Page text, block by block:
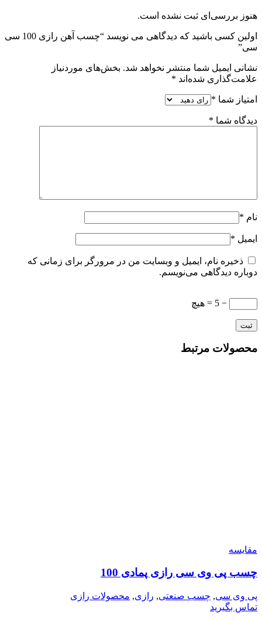
هنوز بررسی‌ای ثبت نشده است.
اولین کسی باشید که دیدگاهی می نویسد “چسب آهن رازی 100 سی
سی”
نشانی ایمیل شما منتشر نخواهد شد. بخش‌های موردنیاز
علامت‌گذاری شده‌اند *
امتیاز شما *
دیدگاه شما *
نام *
ایمیل *
ذخیره نام، ایمیل و وبسایت من در مرورگر برای زمانی که
دوباره دیدگاهی می‌نویسم.
− 5 = هیچ
محصولات مرتبط
مقایسه
چسب پی وی سی رازی پمادی 100
پی وی سی, چسب صنعتی, رازی, محصولات رازی
تماس بگیرید